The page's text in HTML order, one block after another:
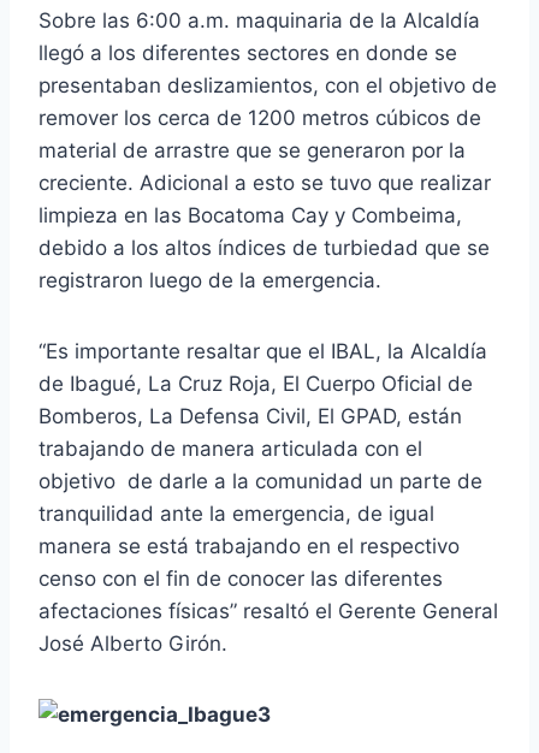
Sobre las 6:00 a.m. maquinaria de la Alcaldía
llegó a los diferentes sectores en donde se
presentaban deslizamientos, con el objetivo de
remover los cerca de 1200 metros cúbicos de
material de arrastre que se generaron por la
creciente. Adicional a esto se tuvo que realizar
limpieza en las Bocatoma Cay y Combeima,
debido a los altos índices de turbiedad que se
registraron luego de la emergencia.
“Es importante resaltar que el IBAL, la Alcaldía
de Ibagué, La Cruz Roja, El Cuerpo Oficial de
Bomberos, La Defensa Civil, El GPAD, están
trabajando de manera articulada con el
objetivo de darle a la comunidad un parte de
tranquilidad ante la emergencia, de igual
manera se está trabajando en el respectivo
censo con el fin de conocer las diferentes
afectaciones físicas” resaltó el Gerente General
José Alberto Girón.